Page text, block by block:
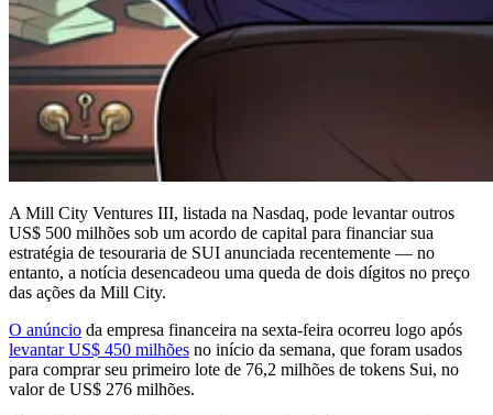
A Mill City Ventures III, listada na Nasdaq, pode levantar outros
US$ 500 milhões sob um acordo de capital para financiar sua
estratégia de tesouraria de SUI anunciada recentemente — no
entanto, a notícia desencadeou uma queda de dois dígitos no preço
das ações da Mill City.
O anúncio da empresa financeira na sexta-feira ocorreu logo após
levantar US$ 450 milhões no início da semana, que foram usados
para comprar seu primeiro lote de 76,2 milhões de tokens Sui, no
valor de US$ 276 milhões.